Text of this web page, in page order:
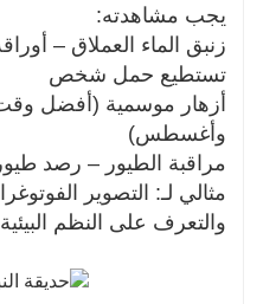
يجب مشاهدته:
زنبق الماء العملاق –
تستطيع حمل شخص
أزهار موسمية (أفضل
وأغسطس)
مراقبة الطيور – رصد
مثالي لـ: التصوير
والتعرف على النظم